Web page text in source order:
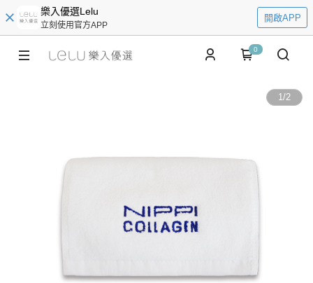
樂入優選Lelu
立刻使用官方APP
開啟APP
0
1/2